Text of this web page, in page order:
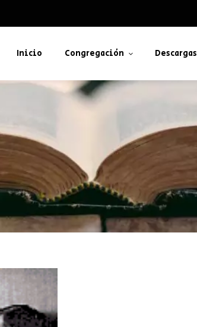
Inicio Congregación Descargas